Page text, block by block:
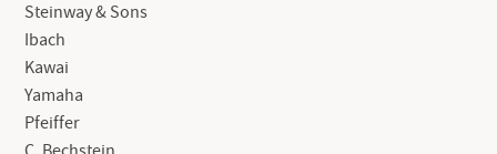
Steinway & Sons
Ibach
Kawai
Yamaha
Pfeiffer